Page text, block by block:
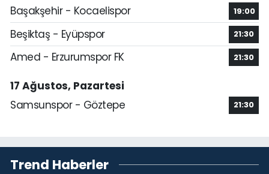
Başakşehir - Kocaelispor
19:00
Beşiktaş - Eyüpspor 21:30
Amed - Erzurumspor FK 21:30
17 Ağustos, Pazartesi
Samsunspor - Göztepe
21:30
Trend Haberler